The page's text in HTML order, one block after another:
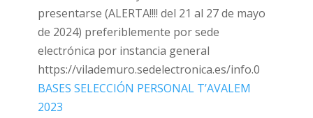
presentarse (ALERTA!!!! del 21 al 27 de mayo
de 2024) preferiblemente por sede
electrónica por instancia general
https://vilademuro.sedelectronica.es/info.0
BASES SELECCIÓN PERSONAL T’AVALEM
2023